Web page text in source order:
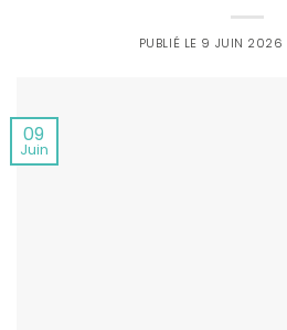
PUBLIÉ LE 9 JUIN 2026
09
Juin